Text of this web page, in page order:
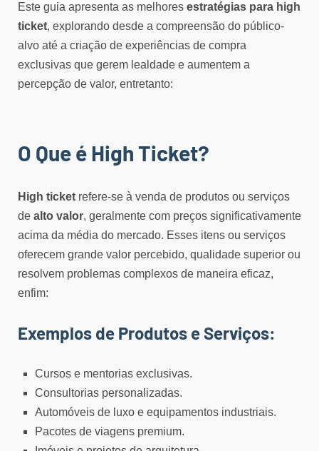
Este guia apresenta as melhores estratégias para high
ticket, explorando desde a compreensão do público-
alvo até a criação de experiências de compra
exclusivas que gerem lealdade e aumentem a
percepção de valor, entretanto:
O Que é High Ticket?
High ticket refere-se à venda de produtos ou serviços
de alto valor, geralmente com preços significativamente
acima da média do mercado. Esses itens ou serviços
oferecem grande valor percebido, qualidade superior ou
resolvem problemas complexos de maneira eficaz,
enfim:
Exemplos de Produtos e Serviços:
Cursos e mentorias exclusivas.
Consultorias personalizadas.
Automóveis de luxo e equipamentos industriais.
Pacotes de viagens premium.